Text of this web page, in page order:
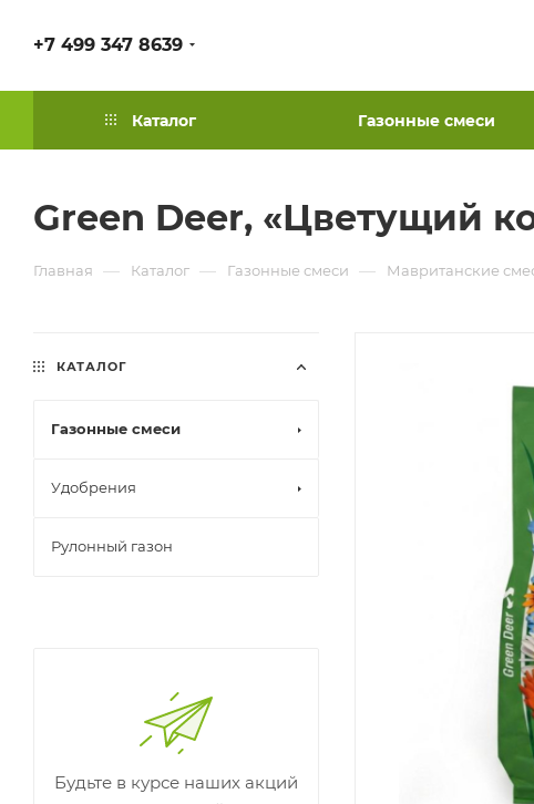
+7 499 347 8639
Каталог Газонные смеси
Green Deer, «Цветущий
Главная — Каталог — Газонные смеси — Мавританские
КАТАЛОГ
Газонные смеси
Удобрения
Рулонный газон
Будьте в курсе наших акций